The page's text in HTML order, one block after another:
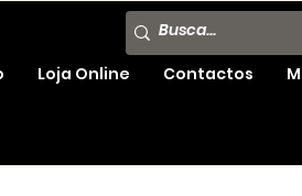
Loja Online Contactos